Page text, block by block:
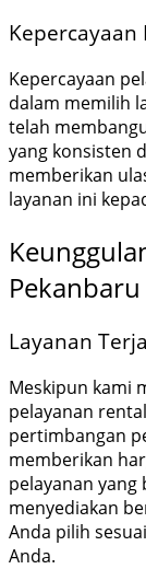
Kepercayaan
Kepercayaan
dalam memilih
telah
yang konsisten
memberikan
layanan ini
Pekanbaru
Layanan
Meskipun kami
pelayanan
pertimbangan
memberikan
pelayanan yang
menyediakan
Anda pilih
Anda.